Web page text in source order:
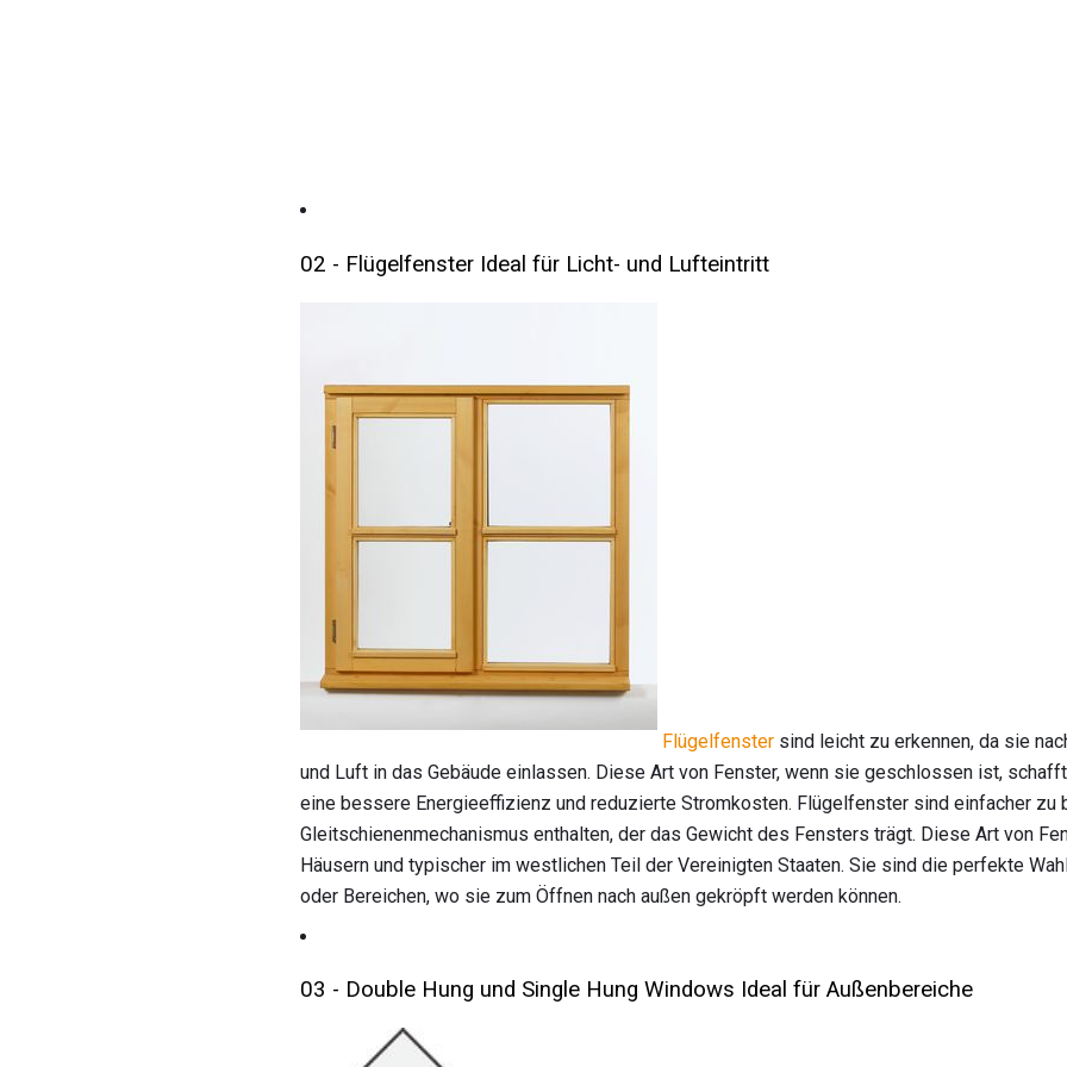
02 - Flügelfenster Ideal für Licht- und Lufteintritt
Flügelfenster sind leicht zu erkennen, da sie
und Luft in das Gebäude einlassen. Diese Art von Fenster, wenn sie geschlossen ist,
eine bessere Energieeffizienz und reduzierte Stromkosten. Flügelfenster sind einfacher zu
Gleitschienenmechanismus enthalten, der das Gewicht des Fensters trägt. Diese Art von
Häusern und typischer im westlichen Teil der Vereinigten Staaten. Sie sind die perfekte
oder Bereichen, wo sie zum Öffnen nach außen gekröpft werden können.
03 - Double Hung und Single Hung Windows Ideal für Außenbereiche